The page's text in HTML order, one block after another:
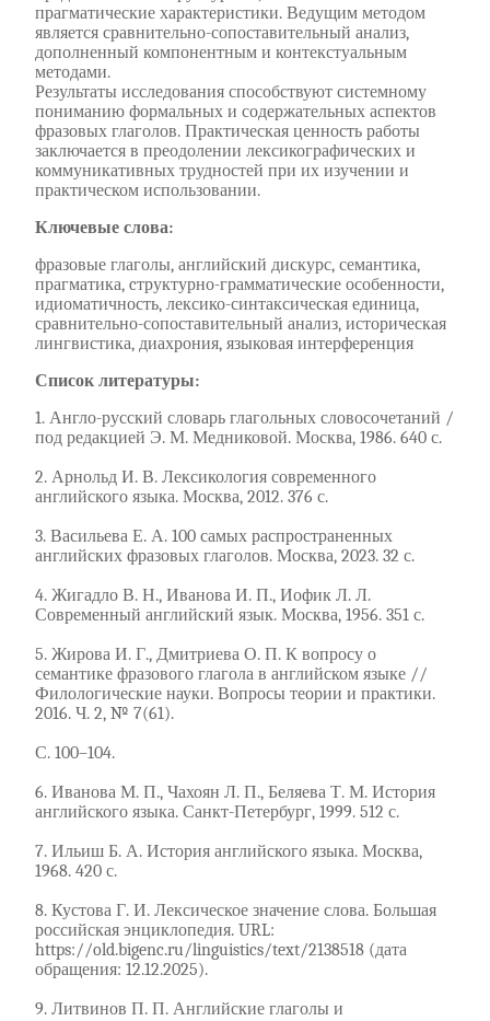
прагматические характеристики. Ведущим методом
является сравнительно-сопоставительный анализ,
дополненный компонентным и контекстуальным
методами.
Результаты исследования способствуют системному
пониманию формальных и содержательных аспектов
фразовых глаголов. Практическая ценность работы
заключается в преодолении лексикографических и
коммуникативных трудностей при их изучении и
практическом использовании.
Ключевые слова:
фразовые глаголы, английский дискурс, семантика,
прагматика, cтруктурно-грамматические особенности,
идиоматичность, лексико-синтаксическая единица,
сравнительно-сопоставительный анализ, историческая
лингвистика, диахрония, языковая интерференция
Список литературы:
1. Англо-русский словарь глагольных словосочетаний /
под редакцией Э. М. Медниковой. Москва, 1986. 640 с.
2. Арнольд И. В. Лексикология современного
английского языка. Москва, 2012. 376 с.
3. Васильева Е. А. 100 самых распространенных
английских фразовых глаголов. Москва, 2023. 32 с.
4. Жигадло В. Н., Иванова И. П., Иофик Л. Л.
Современный английский язык. Москва, 1956. 351 с.
5. Жирова И. Г., Дмитриева О. П. К вопросу о
семантике фразового глагола в английском языке //
Филологические науки. Вопросы теории и практики.
2016. Ч. 2, № 7(61).
С. 100–104.
6. Иванова М. П., Чахоян Л. П., Беляева Т. М. История
английского языка. Санкт-Петербург, 1999. 512 с.
7. Ильиш Б. А. История английского языка. Москва,
1968. 420 с.
8. Кустова Г. И. Лексическое значение слова. Большая
российская энциклопедия. URL:
https://old.bigenc.ru/linguistics/text/2138518 (дата
обращения: 12.12.2025).
9. Литвинов П. П. Английские глаголы и